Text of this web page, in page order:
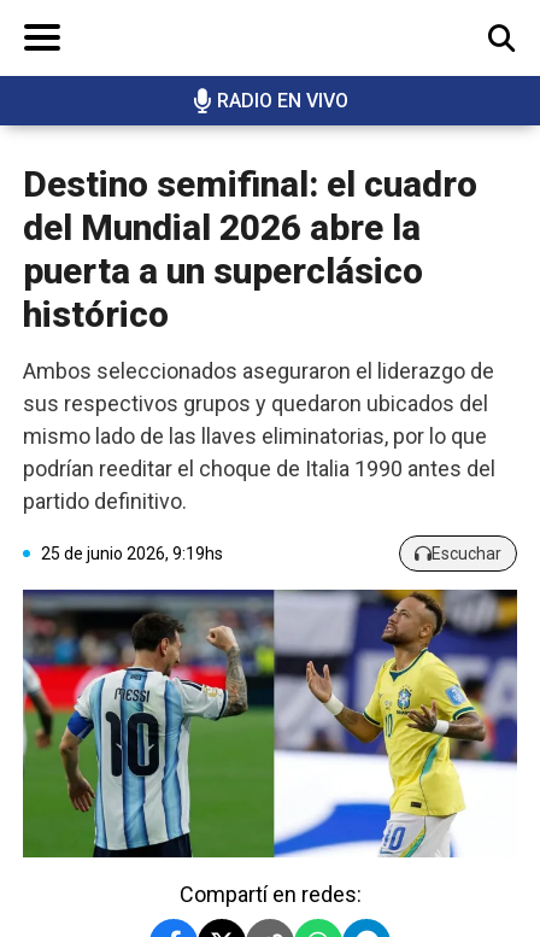
RADIO EN VIVO
BUSCAR
Destino semifinal: el cuadro
del Mundial 2026 abre la
puerta a un superclásico
histórico
Ambos seleccionados aseguraron el liderazgo de
sus respectivos grupos y quedaron ubicados del
mismo lado de las llaves eliminatorias, por lo que
podrían reeditar el choque de Italia 1990 antes del
partido definitivo.
25 de junio 2026, 9:19hs Escuchar
Compartí en redes: